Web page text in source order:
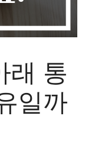
래 통
일까